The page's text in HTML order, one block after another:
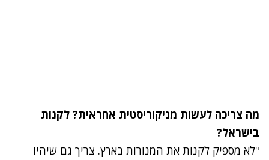
מה צריכה לעשות מניקוריסטית אחראית? לקנות
בישראל?
"לא מספיק לקנות את המנורות בארץ. צריך גם שיהיו